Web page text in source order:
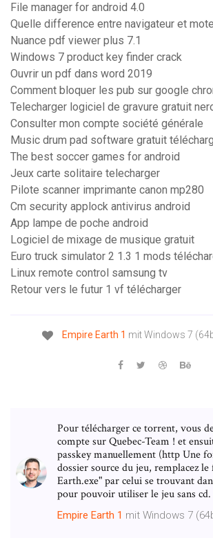
File manager for android 4.0
Quelle difference entre navigateur et
Nuance pdf viewer plus 7.1
Windows 7 product key finder crack
Ouvrir un pdf dans word 2019
Comment bloquer les pub sur google
Telecharger logiciel de gravure gratuit
Consulter mon compte société générale
Music drum pad software gratuit
The best soccer games for android
Jeux carte solitaire telecharger
Pilote scanner imprimante canon mp280
Cm security applock antivirus android
App lampe de poche android
Logiciel de mixage de musique gratuit
Euro truck simulator 2 1.3 1 mods
Linux remote control samsung tv
Retour vers le futur 1 vf télécharger
Empire Earth 1 mit Windows 7
Pour télécharger ce torrent, vous
compte sur Quebec-Team ! et
passkey manuellement (http Une
dossier source du jeu, remplacez
Earth.exe" par celui se trouvant
pour pouvoir utiliser le jeu sans cd.
Empire Earth 1 mit Windows 7